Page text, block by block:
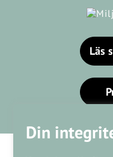
Din
Läs